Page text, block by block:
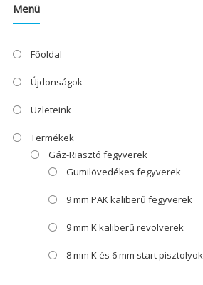
Menü
Főoldal
Újdonságok
Üzleteink
Termékek
Gáz-Riasztó fegyverek
Gumilövedékes fegyverek
9 mm PAK kaliberű fegyverek
9 mm K kaliberű revolverek
8 mm K és 6 mm start pisztolyok